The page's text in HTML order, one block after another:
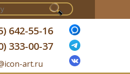
642-55-16
333-00-37
art.ru